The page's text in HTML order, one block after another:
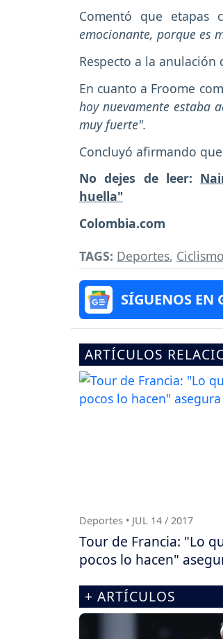
Comentó que etapas
emocionante, porque es
Respecto a la
En cuanto a Froome
hoy nuevamente estaba
muy fuerte".
Concluyó afirmando que
No dejes de leer:
huella"
Colombia.com
TAGS: Deportes, Ciclismo
SÍGUENOS EN
ARTÍCULOS
Deportes • JUL 14 / 2017
Tour de Francia: "Lo
pocos lo hacen"
+ ARTÍCULOS